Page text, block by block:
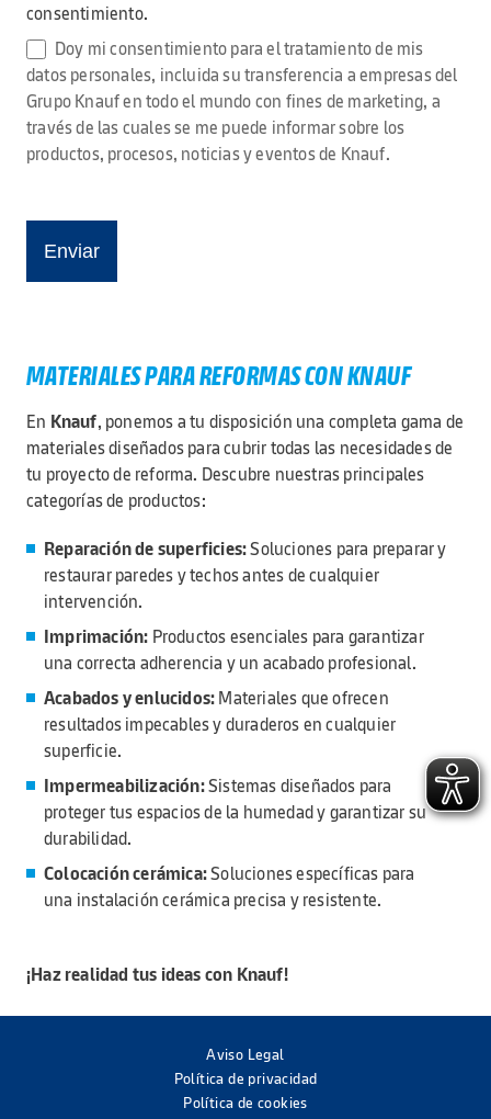
consentimiento.
Doy mi consentimiento para el tratamiento de mis
datos personales, incluida su transferencia a empresas del
Grupo Knauf en todo el mundo con fines de marketing, a
través de las cuales se me puede informar sobre los
productos, procesos, noticias y eventos de Knauf.
MATERIALES PARA REFORMAS CON KNAUF
En Knauf, ponemos a tu disposición una completa gama de
materiales diseñados para cubrir todas las necesidades de
tu proyecto de reforma. Descubre nuestras principales
categorías de productos:
Reparación de superficies:Soluciones para preparar y
restaurar paredes y techos antes de cualquier
intervención.
Imprimación: Productos esenciales para garantizar
una correcta adherencia y un acabado profesional.
Acabados y enlucidos:Materiales que ofrecen
resultados impecables y duraderos en cualquier
superficie.
Impermeabilización:Sistemas diseñados para
proteger tus espacios de la humedad y garantizar su
durabilidad.
Colocación cerámica:Soluciones específicas para
una instalación cerámica precisa y resistente.
¡Haz realidad tus ideas con Knauf!
Aviso Legal
Política de privacidad
Política de cookies